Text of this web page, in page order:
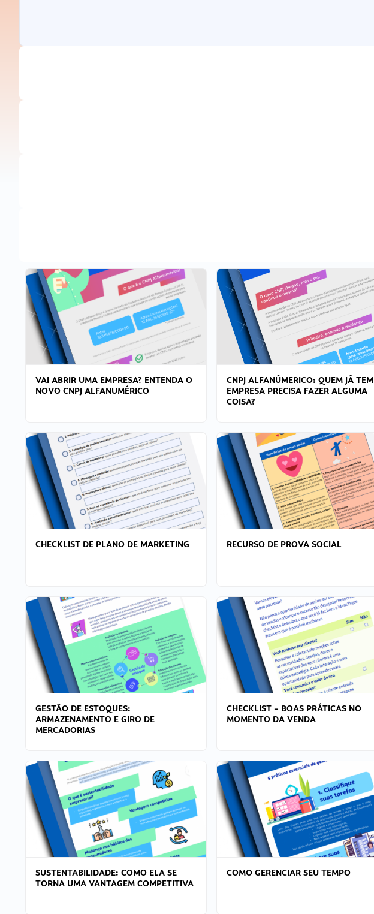
VAI ABRIR UMA EMPRESA? ENTENDA O
NOVO CNPJ ALFANUMÉRICO
CNPJ ALFANÚMERICO: QUEM JÁ TEM
EMPRESA PRECISA FAZER ALGUMA
COISA?
CHECKLIST DE PLANO DE MARKETING RECURSO DE PROVA SOCIAL
GESTÃO DE ESTOQUES:
ARMAZENAMENTO E GIRO DE
MERCADORIAS
CHECKLIST – BOAS PRÁTICAS NO
MOMENTO DA VENDA
SUSTENTABILIDADE: COMO ELA SE
TORNA UMA VANTAGEM COMPETITIVA
COMO GERENCIAR SEU TEMPO